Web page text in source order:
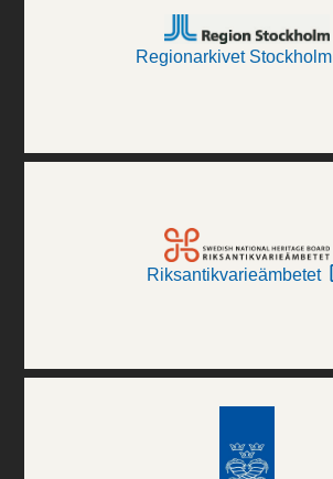
Regionarkivet Stockholm
Riksantikvarieämbetet